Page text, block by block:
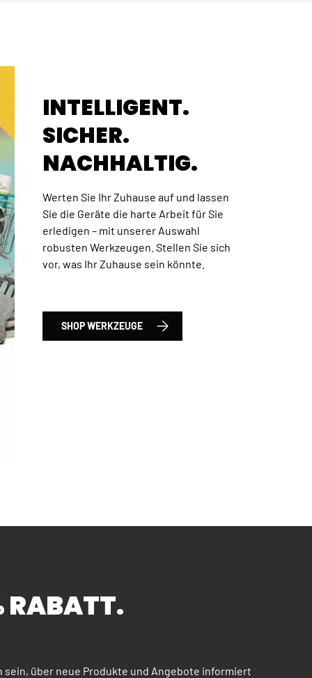
Satz Werkzeuge und Bohrer, 120-tlg., HSS
INTELLIGENT.
SICHER.
NACHHALTIG.
Werten Sie Ihr Zuhause auf und lassen
Sie die Geräte die harte Arbeit für Sie
erledigen – mit unserer Auswahl
robusten Werkzeugen. Stellen Sie sich
vor, was Ihr Zuhause sein könnte.
SHOP WERKZEUGE
RABATT.
über neue Produkte und Angebote informiert